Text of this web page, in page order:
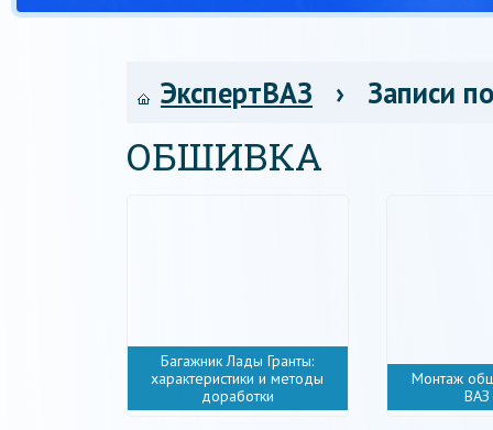
ЭкспертВАЗ › Записи
ОБШИВКА
Багажник Лады Гранты:
характеристики и методы
доработки
Монтаж